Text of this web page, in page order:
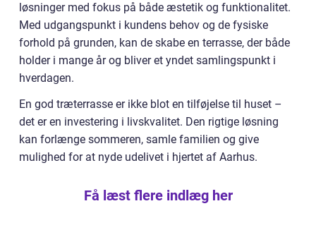
løsninger med fokus på både æstetik og funktionalitet.
Med udgangspunkt i kundens behov og de fysiske
forhold på grunden, kan de skabe en terrasse, der både
holder i mange år og bliver et yndet samlingspunkt i
hverdagen.
En god træterrasse er ikke blot en tilføjelse til huset –
det er en investering i livskvalitet. Den rigtige løsning
kan forlænge sommeren, samle familien og give
mulighed for at nyde udelivet i hjertet af Aarhus.
Få læst flere indlæg her